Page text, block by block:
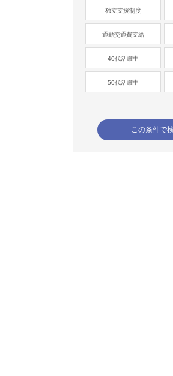
独立支援制度
通勤交通費支給
40代活躍中
50代活躍中